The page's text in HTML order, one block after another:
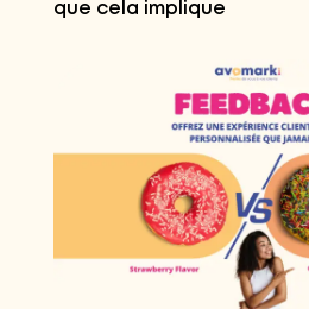
que cela implique